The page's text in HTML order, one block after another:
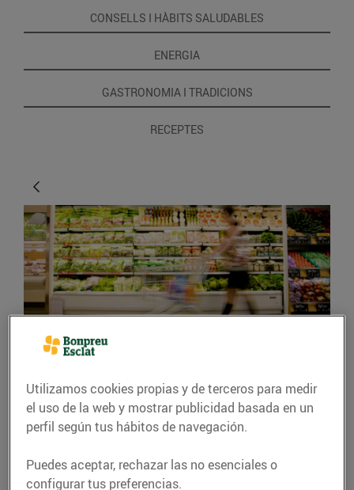
CONSELLS I HÀBITS SALUDABLES
ENERGIA
GASTRONOMIA I TRADICIONS
RECEPTES
Consells per fer una
compra intel·ligent
Utilizamos cookies propias y de terceros para medir
el uso de la web y mostrar publicidad basada en un
perfil según tus hábitos de navegación.
Puedes aceptar, rechazar las no esenciales o
configurar tus preferencias.